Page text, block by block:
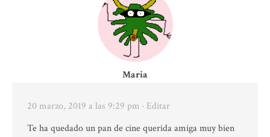
Maria
20 marzo, 2019 a las 9:29 pm · Editar
Te ha quedado un pan de cine querida amiga muy bien